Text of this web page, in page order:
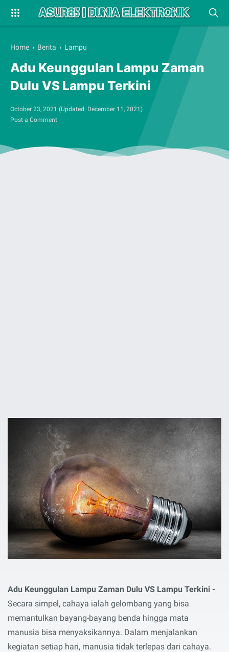
Home › Berita › Lampu
Adu Keunggulan Lampu Zaman
Dulu VS Lampu Terkini
October 23, 2021 (Updated: December 11, 2021)
Post a Comment
Adu Keunggulan Lampu Zaman Dulu VS Lampu Terkini -
Secara simpel, cahaya ialah gelombang yang bisa
memantulkan bayang-bayang benda hingga mata
manusia bisa menyaksikannya. Dalam menjalankan
kegiatan setiap hari, manusia tidak terlepas dari cahaya.